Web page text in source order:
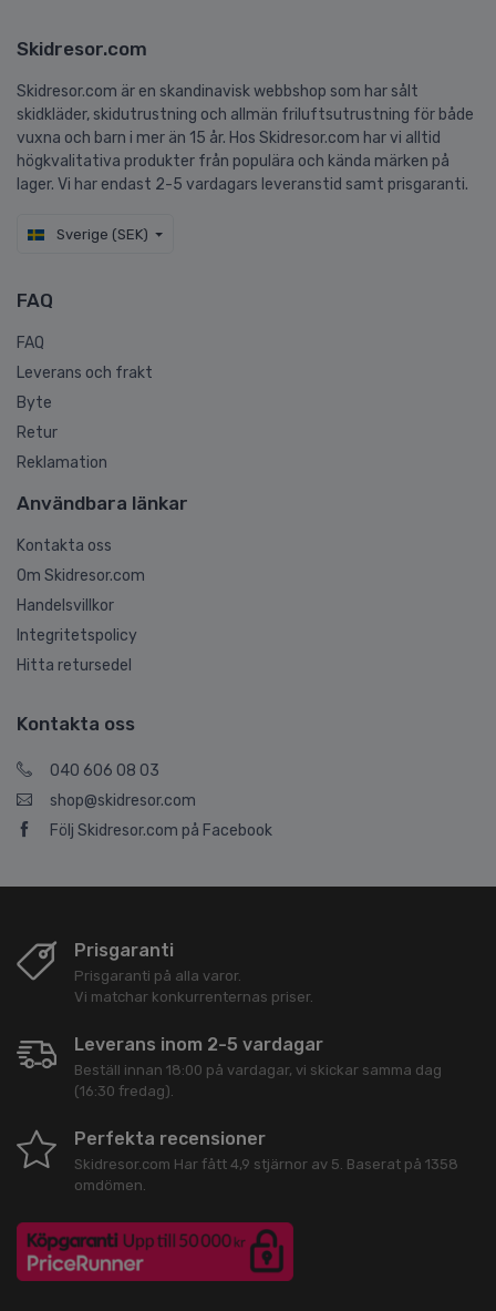
Skidresor.com
Skidresor.com är en skandinavisk webbshop som har sålt
skidkläder, skidutrustning och allmän friluftsutrustning för både
vuxna och barn i mer än 15 år. Hos Skidresor.com har vi alltid
högkvalitativa produkter från populära och kända märken på
lager. Vi har endast 2-5 vardagars leveranstid samt prisgaranti.
Sverige (SEK)
FAQ
FAQ
Leverans och frakt
Byte
Retur
Reklamation
Användbara länkar
Kontakta oss
Om Skidresor.com
Handelsvillkor
Integritetspolicy
Hitta retursedel
Kontakta oss
040 606 08 03
shop@skidresor.com
Följ Skidresor.com på Facebook
Prisgaranti
Prisgaranti på alla varor.
Vi matchar konkurrenternas priser.
Leverans inom 2-5 vardagar
Beställ innan 18:00 på vardagar, vi skickar samma dag
(16:30 fredag).
Perfekta recensioner
Skidresor.com Har fått 4,9 stjärnor av 5. Baserat på 1358
omdömen.